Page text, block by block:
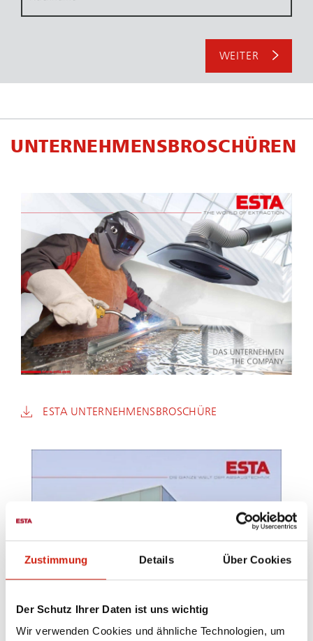
Zustimmung Details Über Cookies
Der Schutz Ihrer Daten ist uns wichtig
Wir verwenden Cookies und ähnliche Technologien, um
WEITER
UN­TER­NEH­MENS­BRO­SCHÜ­REN
ESTA UN­TER­NEH­MENS­BRO­SCHÜ­RE